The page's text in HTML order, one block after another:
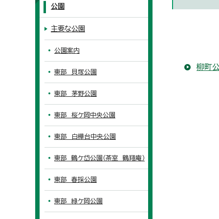
柳町
公園
主要な公園
公園案内
東部 貝塚公園
東部 茅野公園
東部 桜ケ岡中央公園
東部 白樺台中央公園
東部 鶴ケ岱公園（茶室 鶴翔庵）
東部 春採公園
東部 緑ケ岡公園